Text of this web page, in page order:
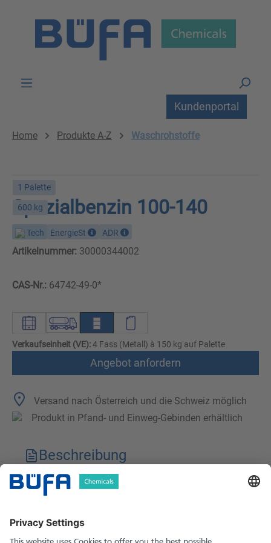
Kundenportal
Home Produkte A-Z Waschrohstoffe
1 Palette
600 kg
Spezialbenzin 100-140
Tech EnergieSt ADR
Artikelnummer: 30000344002
CAS-Nr.: 64742-49-0*
Verkaufseinheit (VE):4 Fass (Metall) à 150 kg auf Palette
Angebot anfordern
Versand nach Österreich und die Schweiz möglich
Produkt in Pfand- und Einweg-Gebinden erhältlich
Beschreibung
Technische Merkmale
Sicherheitshinweise